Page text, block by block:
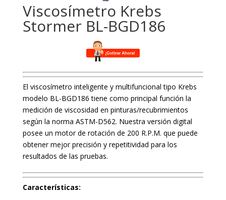
Viscosímetro Krebs
Stormer BL-BGD186
El viscosímetro inteligente y multifuncional tipo Krebs
modelo BL-BGD186 tiene como principal función la
medición de viscosidad en pinturas/recubrimientos
según la norma ASTM-D562. Nuestra versión digital
posee un motor de rotación de 200 R.P.M. que puede
obtener mejor precisión y repetitividad para los
resultados de las pruebas.
Características: